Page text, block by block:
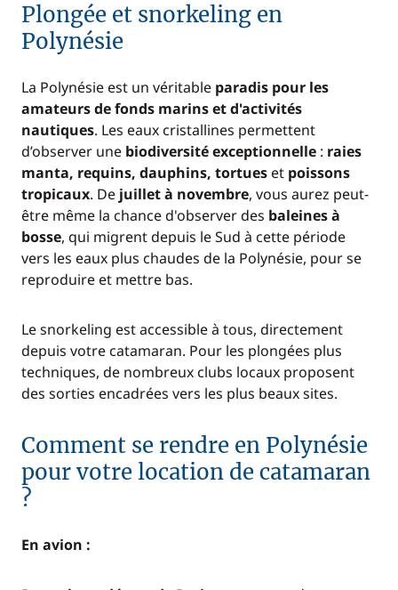
Plongée et snorkeling en
Polynésie
La Polynésie est un véritable paradis pour les
amateurs de fonds marins et d'activités
nautiques. Les eaux cristallines permettent
d’observer une biodiversité exceptionnelle : raies
manta, requins, dauphins, tortues et poissons
tropicaux. De juillet à novembre, vous aurez peut-
être même la chance d'observer des baleines à
bosse, qui migrent depuis le Sud à cette période
vers les eaux plus chaudes de la Polynésie, pour se
reproduire et mettre bas.
Le snorkeling est accessible à tous, directement
depuis votre catamaran. Pour les plongées plus
techniques, de nombreux clubs locaux proposent
des sorties encadrées vers les plus beaux sites.
Comment se rendre en Polynésie
pour votre location de catamaran
?
En avion :